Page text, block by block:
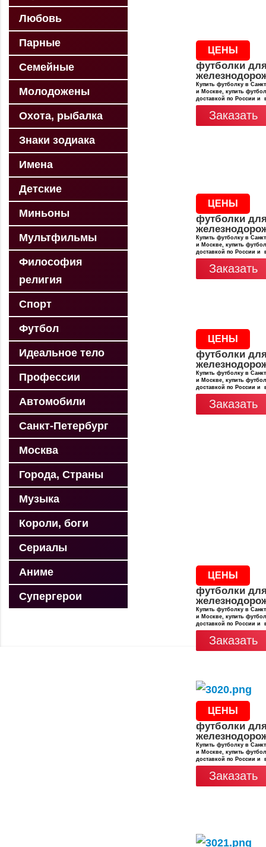
Любовь
Парные
Семейные
Молодожены
Охота, рыбалка
Знаки зодиака
Имена
Детские
Миньоны
Мультфильмы
Философия
религия
Спорт
Футбол
Идеальное тело
Профессии
Автомобили
Санкт-Петербург
Москва
Города, Страны
Музыка
Короли, боги
Сериалы
Аниме
Супергерои
ЦЕНЫ
футболки
Купить футболку в
и Москве, купить
доставкой по России и
Заказать
ЦЕНЫ
футболки
Купить футболку в
и Москве, купить
доставкой по России и
Заказать
ЦЕНЫ
футболки
Купить футболку в
и Москве, купить
доставкой по России и
Заказать
ЦЕНЫ
футболки
Купить футболку в
и Москве, купить
доставкой по России и
Заказать
ЦЕНЫ
футболки
Купить футболку в
и Москве, купить
доставкой по России и
Заказать